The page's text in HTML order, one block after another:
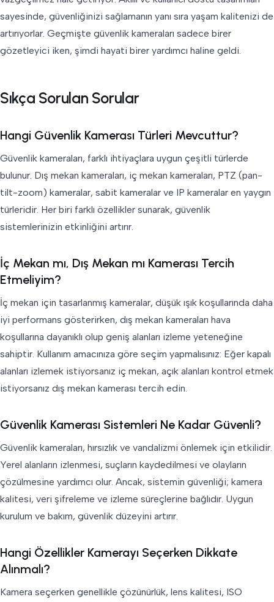
sayesinde, güvenliğinizi sağlamanın yanı sıra yaşam kalitenizi de
artırıyorlar. Geçmişte güvenlik kameraları sadece birer
gözetleyici iken, şimdi hayati birer yardımcı haline geldi.
Sıkça Sorulan Sorular
Hangi Güvenlik Kamerası Türleri Mevcuttur?
Güvenlik kameraları, farklı ihtiyaçlara uygun çeşitli türlerde
bulunur. Dış mekan kameraları, iç mekan kameraları, PTZ (pan-
tilt-zoom) kameralar, sabit kameralar ve IP kameralar en yaygın
türleridir. Her biri farklı özellikler sunarak, güvenlik
sistemlerinizin etkinliğini artırır.
İç Mekan mı, Dış Mekan mı Kamerası Tercih
Etmeliyim?
İç mekan için tasarlanmış kameralar, düşük ışık koşullarında daha
iyi performans gösterirken, dış mekan kameraları hava
koşullarına dayanıklı olup geniş alanları izleme yeteneğine
sahiptir. Kullanım amacınıza göre seçim yapmalısınız: Eğer kapalı
alanları izlemek istiyorsanız iç mekan, açık alanları kontrol etmek
istiyorsanız dış mekan kamerası tercih edin.
Güvenlik Kamerası Sistemleri Ne Kadar Güvenli?
Güvenlik kameraları, hırsızlık ve vandalizmi önlemek için etkilidir.
Yerel alanların izlenmesi, suçların kaydedilmesi ve olayların
çözülmesine yardımcı olur. Ancak, sistemin güvenliği; kamera
kalitesi, veri şifreleme ve izleme süreçlerine bağlıdır. Uygun
kurulum ve bakım, güvenlik düzeyini artırır.
Hangi Özellikler Kamerayı Seçerken Dikkate
Alınmalı?
Kamera seçerken genellikle çözünürlük, lens kalitesi, ISO